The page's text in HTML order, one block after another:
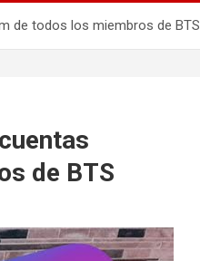
de todos los miembros de BTS
de BTS